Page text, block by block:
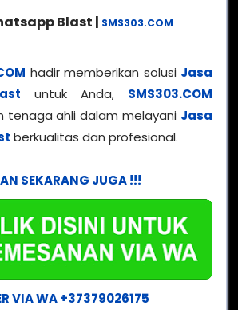
Blast | SMS303.COM
hadir memberikan solusi Jasa
untuk Anda, SMS303.COM
tenaga ahli dalam melayani Jasa
berkualitas dan profesional.
SEKARANG JUGA !!!
VIA WA +37379026175